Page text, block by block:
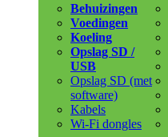
Behuizingen
Voedingen
Koeling
Opslag SD /
USB
Opslag SD (met
software)
Kabels
Wi-Fi dongles